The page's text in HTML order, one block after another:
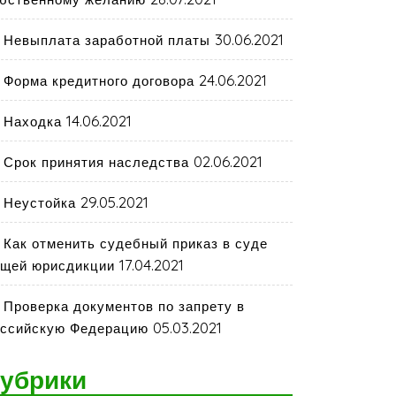
Невыплата заработной платы 30.06.2021
Форма кредитного договора 24.06.2021
Находка 14.06.2021
Срок принятия наследства 02.06.2021
Неустойка 29.05.2021
Как отменить судебный приказ в суде
юрисдикции 17.04.2021
Проверка документов по запрету в
Федерацию 05.03.2021